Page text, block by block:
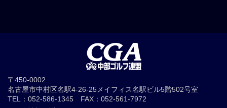
〒450-0002
名古屋市中村区名駅4-26-25メイフィス名駅ビル5階502号室
TEL：052-586-1345 FAX：052-561-7972